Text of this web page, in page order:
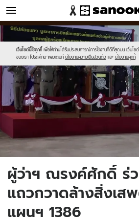
ข่าว
เว็บไซต์นี้ใช้คุกกี้ เพื่อให้ท่านได้รับประสบการณ์การใช้งานที่ดีที่สุดบน เว็บไซต์
ของเรา โปรดศึกษาเพิ่มเติมที่ นโยบายความเป็นส่วนตัว และ นโยบายคุกกี้
Sanook
//s.isanook.com/sr/0/images/logo-
new-
sanook.png
600
60
//s.isanook.com/ns/0/ud/1501/7505214/a.jpg
ผู้ว่าฯ ณรงค์ศักดิ์ ร่
แถวกวาดล้างสิ่งเส
แผนฯ 1386